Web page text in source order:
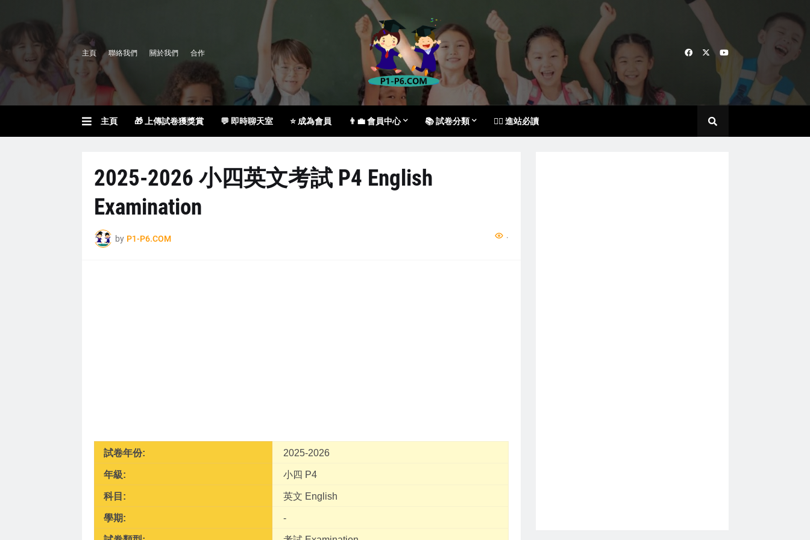
主頁 聯絡我們 關於我們 合作
主頁 🎁 上傳試卷獲獎賞 💬 即時聊天室 ⭐ 成為會員 👨‍💼 會員中心 📚 試卷分類 🙇‍♀️ 進站必讀
2025-2026 小四英文考試 P4 English
Examination
by P1-P6.COM ...
試卷年份: 2025-2026
年級: 小四 P4
科目: 英文 English
學期: -